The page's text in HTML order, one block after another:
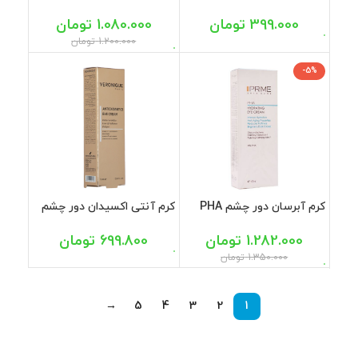
399.000 تومان
1.200.000 تومان
1.080.000 تومان
-5%
کرم آبرسان دور چشم PHA
1.350.000 تومان
1.282.000 تومان
کرم آنتی اکسیدان دور چشم
699.800 تومان
1
2
3
4
5
→